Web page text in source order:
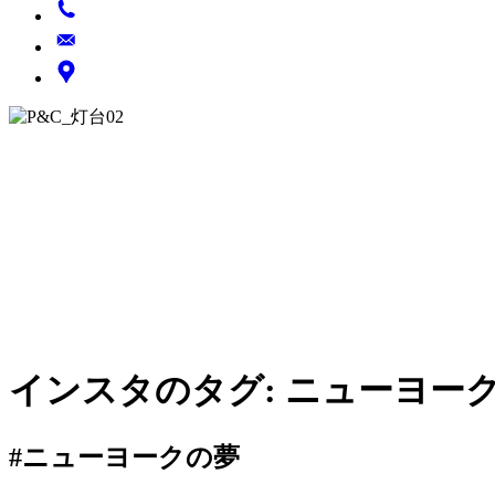
インスタのタグ: ニューヨー
#ニューヨークの夢